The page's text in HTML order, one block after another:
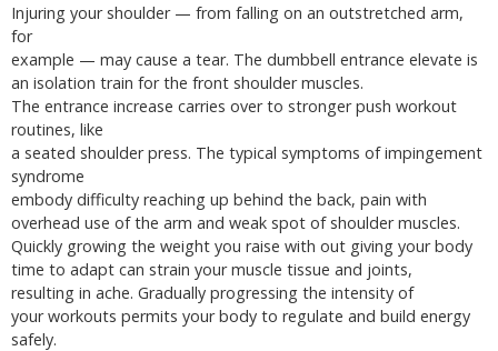
Injuring your shoulder — from falling on an outstretched arm,
for
example — may cause a tear. The dumbbell entrance elevate is
an isolation train for the front shoulder muscles.
The entrance increase carries over to stronger push workout
routines, like
a seated shoulder press. The typical symptoms of impingement
syndrome
embody difficulty reaching up behind the back, pain with
overhead use of the arm and weak spot of shoulder muscles.
Quickly growing the weight you raise with out giving your body
time to adapt can strain your muscle tissue and joints,
resulting in ache. Gradually progressing the intensity of
your workouts permits your body to regulate and build energy
safely.